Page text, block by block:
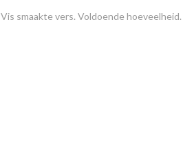
smaakte vers. Voldoende hoeveelheid.